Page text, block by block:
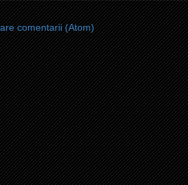
comentarii (Atom)